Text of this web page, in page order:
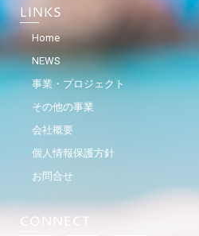
LINKS
Home
NEWS
事業・プロジェクト
その他の事業
会社概要
個人情報保護方針
お問合せ
CONNECT